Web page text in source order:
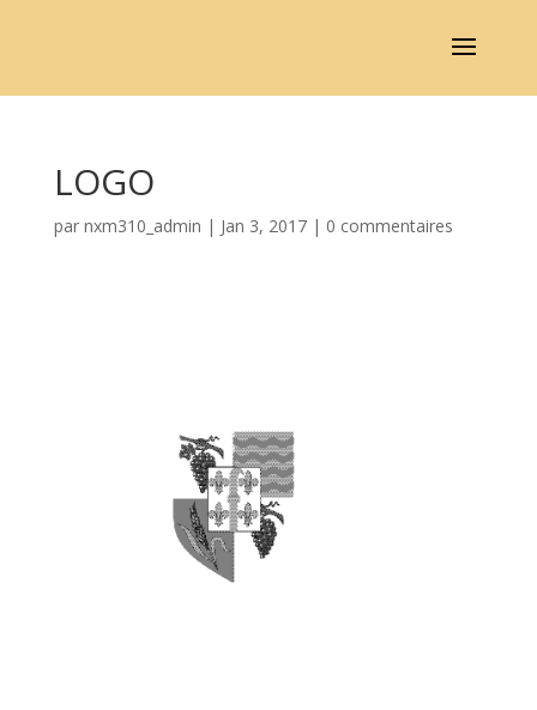
LOGO
par nxm310_admin | Jan 3, 2017| 0 commentaires